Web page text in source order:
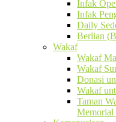
Infak
Infak
Daily
Berlian
Wakaf
Wakaf
Wakaf
Donasi
Wakaf
Taman
Memorial